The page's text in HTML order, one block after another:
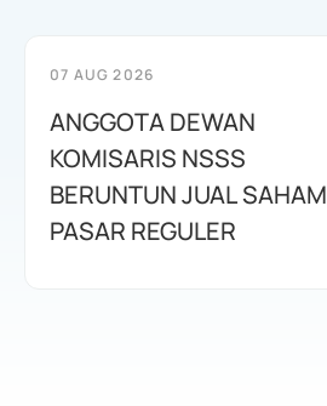
07 AUG 2026
ANGGOTA DEWAN
KOMISARIS NSSS
BERUNTUN JUAL
PASAR REGULER